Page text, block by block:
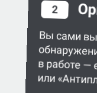
2
Вы сами
в работе —
или